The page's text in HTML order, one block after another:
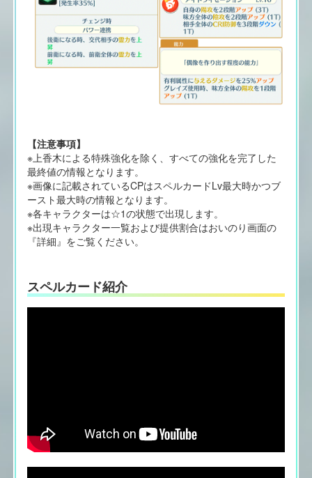
【注意事項】
※上香木による特殊強化を除く、すべての強化を完了した
最終値の情報となります。
※画像に記載されているCPはスペルカードLv最大時かつブ
ースト最大時の情報となります。
※各キャラクターは☆1の状態で出現します。
※出現キャラクター一覧および提供割合はおいのり画面の
『詳細』をご覧ください。
スペルカード紹介